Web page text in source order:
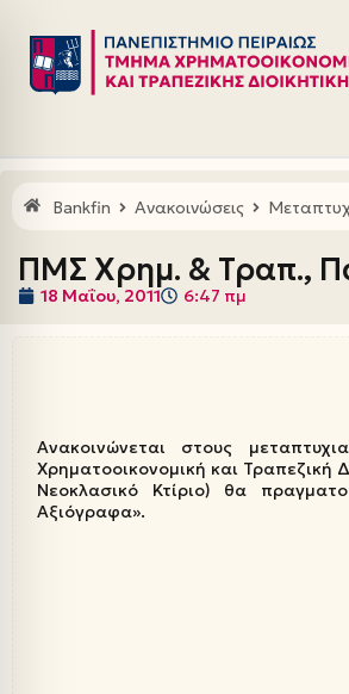
Μεταπηδήστε
στο
Bankfin Ανακοινώσεις
ΠΜΣ Χρημ. & Τραπ.,
18 Μαΐου, 2011 6:47 πμ
Ανακοινώνεται στους
Χρηματοοικονομική και Τραπεζική
Νεοκλασικό Κτίριο) θα
Αξιόγραφα».